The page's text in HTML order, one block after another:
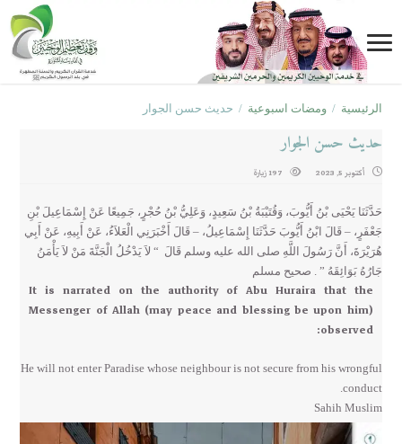
الرئيسية / ومضات اسبوعية / حديث حسن الجوار
حديث حسن الجوار
أكتوبر 5, 2023 197 زيارة
حَدَّثَنَا يَحْيَى بْنُ أَيُّوبَ، وَقُتَيْبَةُ بْنُ سَعِيدٍ، وَعَلِيُّ بْنُ حُجْرٍ، جَمِيعًا عَنْ إِسْمَاعِيلَ بْنِ
جَعْفَرٍ، – قَالَ ابْنُ أَيُّوبَ حَدَّثَنَا إِسْمَاعِيلُ، – قَالَ أَخْبَرَنِي الْعَلاَءُ، عَنْ أَبِيهِ، عَنْ أَبِي
هُرَيْرَةَ، أَنَّ رَسُولَ اللَّهِ صلى الله عليه وسلم قَالَ ‏ “‏ لاَ يَدْخُلُ الْجَنَّةَ مَنْ لاَ يَأْمَنُ
جَارُهُ بَوَائِقَهُ ‏” ‏ ‏.‏ صحيح مسلم
It is narrated on the authority of Abu Huraira that the
Messenger of Allah (may peace and blessing be upon him)
observed:
He will not enter Paradise whose neighbour is not secure from his wrongful
conduct.
Sahih Muslim